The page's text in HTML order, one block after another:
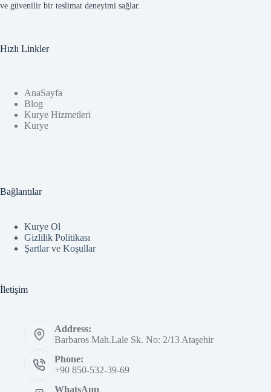
ve güvenilir bir teslimat deneyimi sağlar.
Hızlı Linkler
AnaSayfa
Blog
Kurye Hizmetleri
Kurye
Bağlantılar
Kurye Ol
Gizlilik Politikası
Şartlar ve Koşullar
İletişim
Address:
Barbaros Mah.Lale Sk. No: 2/13 Ataşehir
Phone:
+90 850-532-39-69
WhatsApp